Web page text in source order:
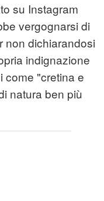
su Instagram
vergognarsi di
non dichiarandosi
indignazione
come "cretina e
natura ben più